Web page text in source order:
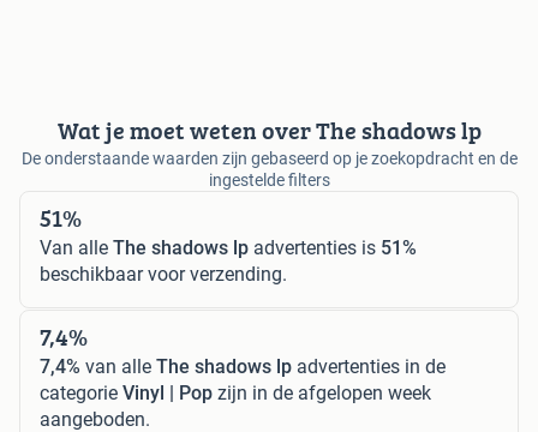
Wat je moet weten over The shadows lp
De onderstaande waarden zijn gebaseerd op je zoekopdracht en de
ingestelde filters
51%
Van alle The shadows lp advertenties is 51%
beschikbaar voor verzending.
7,4%
7,4% van alle The shadows lp advertenties in de
categorie Vinyl | Pop zijn in de afgelopen week
aangeboden.